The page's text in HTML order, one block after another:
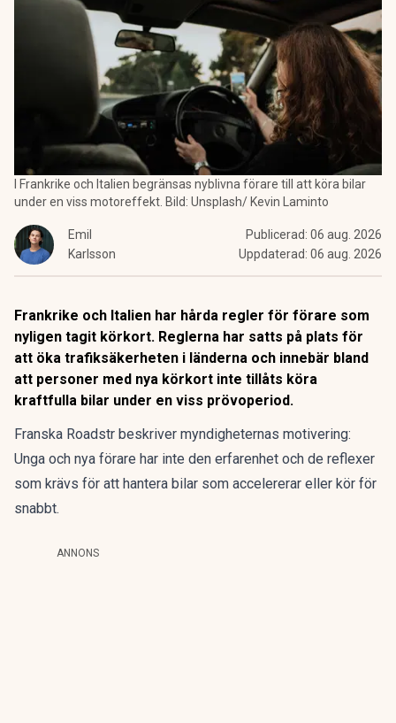
I Frankrike och Italien begränsas nyblivna förare till att köra bilar
under en viss motoreffekt. Bild: Unsplash/ Kevin Laminto
Emil
Karlsson
Publicerad: 06 aug. 2026
Uppdaterad: 06 aug. 2026
Frankrike och Italien har hårda regler för förare som
nyligen tagit körkort. Reglerna har satts på plats för
att öka trafiksäkerheten i länderna och innebär bland
att personer med nya körkort inte tillåts köra
kraftfulla bilar under en viss prövoperiod.
Franska Roadstr beskriver myndigheternas motivering:
Unga och nya förare har inte den erfarenhet och de reflexer
som krävs för att hantera bilar som accelererar eller kör för
snabbt.
ANNONS